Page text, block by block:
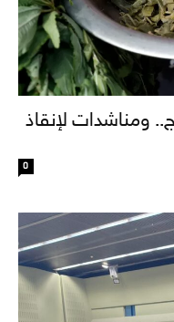
ومناشدات لإنقاذ
0